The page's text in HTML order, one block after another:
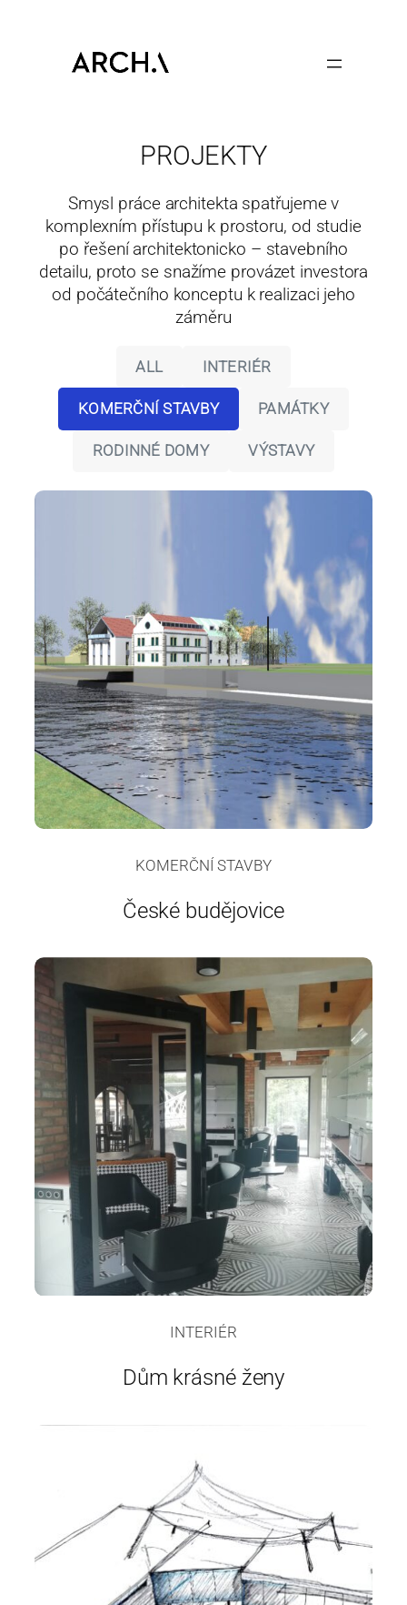
PROJEKTY
Smysl práce architekta spatřujeme v
komplexním přístupu k prostoru, od studie
po řešení architektonicko – stavebního
detailu, proto se snažíme provázet investora
od počátečního konceptu k realizaci jeho
záměru
ALL INTERIÉR
KOMERČNÍ STAVBY PAMÁTKY
RODINNÉ DOMY VÝSTAVY
KOMERČNÍ STAVBY
České budějovice
INTERIÉR
Dům krásné ženy